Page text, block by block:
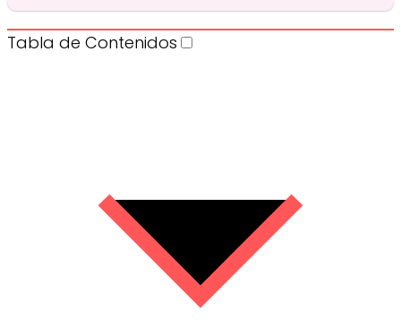
Tabla de Contenidos